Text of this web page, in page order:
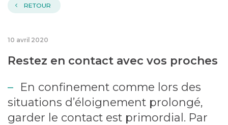
RETOUR
10 avril 2020
Restez en contact avec vos proches
En confinement comme lors des
situations d’éloignement prolongé,
garder le contact est primordial. Par